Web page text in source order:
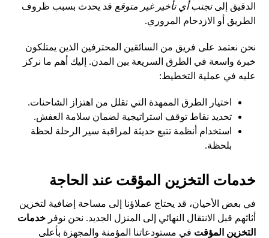
الدقيق إلىتجنب أي تأخير غير متوقع قد يحدث بسبب ظروف
الطريق أو الازدحام المروري.
نحن نعتمد على فريق من السائقين المحترفين الذين يمتلكون
خبرة واسعة في الطرق السريعة بين المدن. إليك أهم ما نركز
عليه في عملية التخطيط:
اختيار الطرق الممهدة التي تقلل من اهتزاز الشاحنات.
تحديد نقاط توقف استراتيجية لضمان سلامة العفش.
استخدام أنظمة تتبع حديثة لمراقبة سير الرحلة لحظة
بلحظة.
خدمات التخزين المؤقت عند الحاجة
في بعض الأحيان، قد يحتاج عملاؤنا إلى مساحة إضافية لتخزين
أثاثهم قبل الانتقال النهائي إلى المنزل الجديد. نحن نوفرخدمات
التخزين المؤقت في مستودعاتنا المؤمنة والمجهزة بأعلى